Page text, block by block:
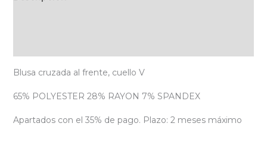
Blusa cruzada al frente, cuello V
65% POLYESTER 28% RAYON 7% SPANDEX
Apartados con el 35% de pago. Plazo: 2 meses máximo